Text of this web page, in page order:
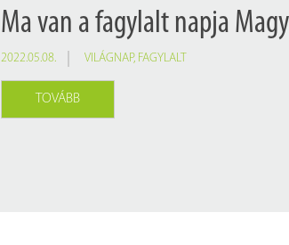
Ma van a fagylalt napja
2022.05.08. VILÁGNAP, FAGYLALT
TOVÁBB